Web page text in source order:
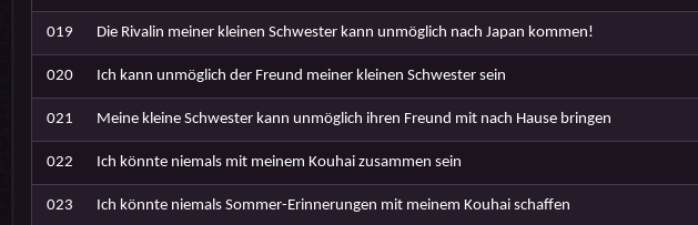
019 Die Rivalin meiner kleinen Schwester kann unmöglich nach Japan kommen!
020 Ich kann unmöglich der Freund meiner kleinen Schwester sein
021 Meine kleine Schwester kann unmöglich ihren Freund mit nach Hause bringen
022 Ich könnte niemals mit meinem Kouhai zusammen sein
023 Ich könnte niemals Sommer-Erinnerungen mit meinem Kouhai schaffen